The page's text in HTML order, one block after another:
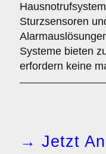
Sturzsensoren
Systeme bieten
erfordern keine
→ Jetzt